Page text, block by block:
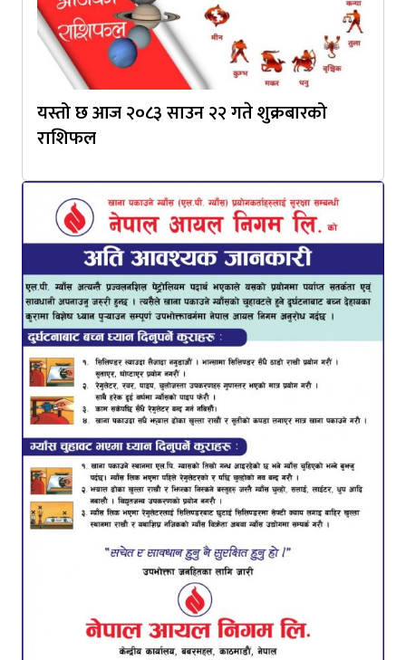
यस्तो छ आज २०८३ साउन २२ गते शुक्रबारको
राशिफल